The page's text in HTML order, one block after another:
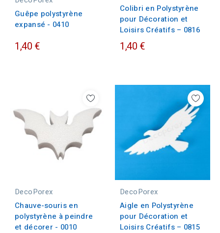
Guêpe polystyrène
expansé - 0410
1,40 €
Colibri en Polystyrène
pour Décoration et
Loisirs Créatifs – 0816
1,40 €
DecoPorex
Chauve-souris en
polystyrène à peindre
et décorer - 0010
DecoPorex
Aigle en Polystyrène
pour Décoration et
Loisirs Créatifs – 0815